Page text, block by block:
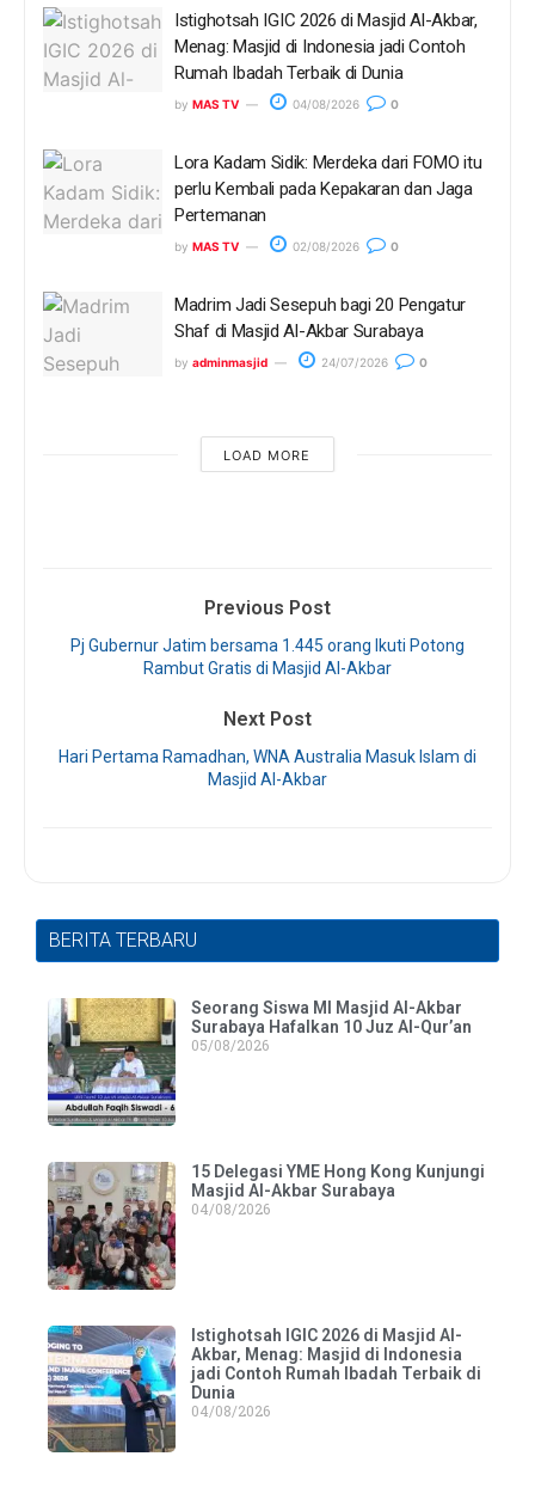
Istighotsah IGIC 2026 di Masjid Al-Akbar,
Menag: Masjid di Indonesia jadi Contoh
Rumah Ibadah Terbaik di Dunia
by MAS TV 04/08/2026 0
Lora Kadam Sidik: Merdeka dari FOMO itu
perlu Kembali pada Kepakaran dan Jaga
Pertemanan
by MAS TV 02/08/2026 0
Madrim Jadi Sesepuh bagi 20 Pengatur
Shaf di Masjid Al-Akbar Surabaya
by adminmasjid 24/07/2026 0
LOAD MORE
Previous Post
Pj Gubernur Jatim bersama 1.445 orang Ikuti Potong
Rambut Gratis di Masjid Al-Akbar
Next Post
Hari Pertama Ramadhan, WNA Australia Masuk Islam di
Masjid Al-Akbar
BERITA TERBARU
Seorang Siswa MI Masjid Al-Akbar
Surabaya Hafalkan 10 Juz Al-Qur’an
05/08/2026
15 Delegasi YME Hong Kong Kunjungi
Masjid Al-Akbar Surabaya
04/08/2026
Istighotsah IGIC 2026 di Masjid Al-
Akbar, Menag: Masjid di Indonesia
jadi Contoh Rumah Ibadah Terbaik di
Dunia
04/08/2026